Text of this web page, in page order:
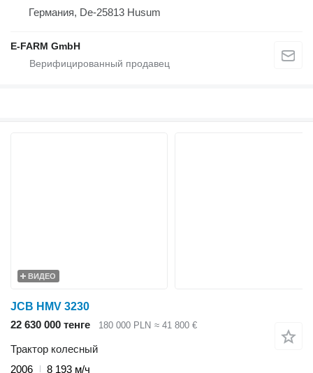
Германия, De-25813 Husum
E-FARM GmbH
ВИДЕО
JCB HMV 3230
22 630 000 тенге
180 000 PLN ≈ 41 800 €
Трактор колесный
2006
8 193 м/ч